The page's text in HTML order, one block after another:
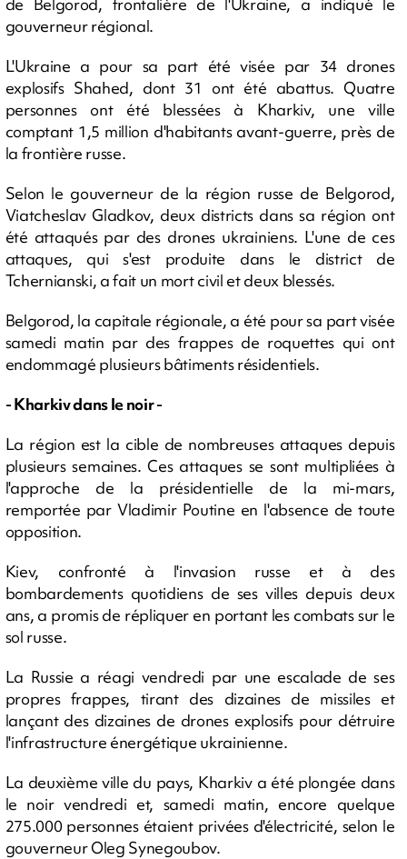
gouverneur régional.
L'Ukraine a pour sa part été visée par 34 drones
explosifs Shahed, dont 31 ont été abattus. Quatre
personnes ont été blessées à Kharkiv, une ville
comptant 1,5 million d'habitants avant-guerre, près de
la frontière russe.
Selon le gouverneur de la région russe de Belgorod,
Viatcheslav Gladkov, deux districts dans sa région ont
été attaqués par des drones ukrainiens. L'une de ces
attaques, qui s'est produite dans le district de
Tchernianski, a fait un mort civil et deux blessés.
Belgorod, la capitale régionale, a été pour sa part visée
samedi matin par des frappes de roquettes qui ont
endommagé plusieurs bâtiments résidentiels.
- Kharkiv dans le noir -
La région est la cible de nombreuses attaques depuis
plusieurs semaines. Ces attaques se sont multipliées à
l'approche de la présidentielle de la mi-mars,
remportée par Vladimir Poutine en l'absence de toute
opposition.
Kiev, confronté à l'invasion russe et à des
bombardements quotidiens de ses villes depuis deux
ans, a promis de répliquer en portant les combats sur le
sol russe.
La Russie a réagi vendredi par une escalade de ses
propres frappes, tirant des dizaines de missiles et
lançant des dizaines de drones explosifs pour détruire
l'infrastructure énergétique ukrainienne.
La deuxième ville du pays, Kharkiv a été plongée dans
le noir vendredi et, samedi matin, encore quelque
275.000 personnes étaient privées d'électricité, selon le
gouverneur Oleg Synegoubov.